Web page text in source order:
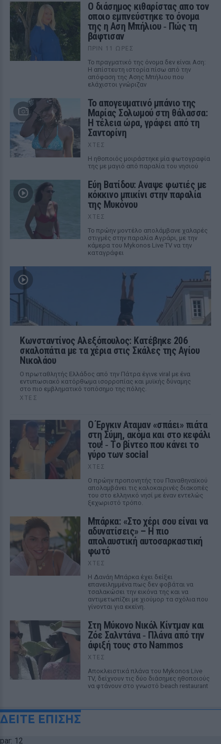
Ο διάσημος κιθαρίστας απο τον
οποιο εμπνεύστηκε το όνομα
της η Αση Μπήλιου ‑ Πώς τη
βάφτισαν
ΠΡΙΝ 11 ΏΡΕΣ
Το πραγματικό της όνομα δεν είναι Αση:
Η απίστευτη ιστορία πίσω από την
απόφαση της Ασης Μπήλιου που
ελάχιστοι γνώριζαν
Το απογευματινό μπάνιο της
Μαρίας Σολωμού στη θάλασσα:
Η τέλεια ώρα, γράφει από τη
Σαντορίνη
ΧΤΕΣ
Η ηθοποιός μοιράστηκε μία φωτογραφία
της με μαγιό από παραλία του νησιού
Εύη Βατίδου: Αναψε φωτιές με
κόκκινο μπικίνι στην παραλία
της Μυκόνου
ΧΤΕΣ
Το πρώην μοντέλο απολάμβανε χαλαρές
στιγμές στην παραλία Αγράρι, με την
κάμερα του Mykonos Live TV να την
καταγράφει
Κωνσταντίνος Αλεξόπουλος: Κατέβηκε 206
σκαλοπάτια με τα χέρια στις Σκάλες της Αγίου
Νικολάου
Ο πρωταθλητής Ελλάδος από την Πάτρα έγινε viral με ένα
εντυπωσιακό κατόρθωμα ισορροπίας και μυϊκής δύναμης
στο πιο εμβληματικό τοπόσημο της πόλης.
ΧΤΕΣ
Ο Έργκιν Αταμαν «σπάει» πιάτα
στη Σύμη, ακόμα και στο κεφάλι
του! ‑ Tο βίντεο που κάνει το
γύρο των social
ΧΤΕΣ
Ο πρώην προπονητής του Παναθηναϊκού
απολαμβάνει τις καλοκαιρινές διακοπές
του στο ελληνικό νησί με έναν εντελώς
ξεχωριστό τρόπο.
Μπάρκα: «Στο χέρι σου είναι να
αδυνατίσεις» – Η πιο
απολαυστική αυτοσαρκαστική
φωτό
ΧΤΕΣ
Η Δανάη Μπάρκα έχει δείξει
επανειλημμένα πως δεν φοβάται να
τσαλακώσει την εικόνα της και να
αντιμετωπίζει με χιούμορ τα σχόλια που
γίνονται για εκείνη.
Στη Μύκονο Νικόλ Κίντμαν και
Ζόε Σαλντάνα ‑ Πλάνα από την
άφιξή τους στο Nammos
ΧΤΕΣ
Αποκλειστικά πλάνα του Mykonos Live
TV, δείχνουν τις δύο διάσημες ηθοποιούς
να φτάνουν στο γνωστό beach restaurant
ΔΕΙΤΕ ΕΠΙΣΗΣ
par: 12